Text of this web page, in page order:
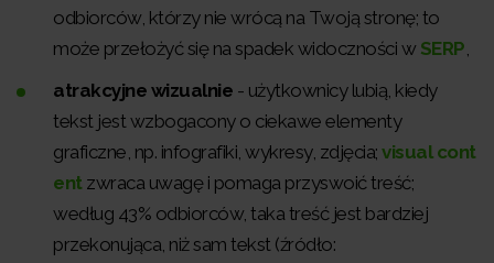
odbiorców, którzy nie wrócą na Twoją stronę; to
może przełożyć się na spadek widoczności w SERP,
atrakcyjne wizualnie - użytkownicy lubią, kiedy
tekst jest wzbogacony o ciekawe elementy
graficzne, np. infografiki, wykresy, zdjęcia; visual cont
entzwraca uwagę i pomaga przyswoić treść;
według 43% odbiorców, taka treść jest bardziej
przekonująca, niż sam tekst (źródło: